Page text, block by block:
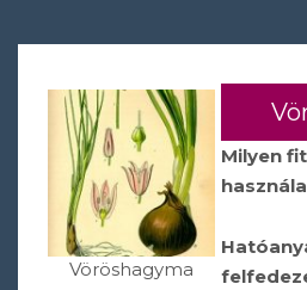
Vöröshagyma
Milyen